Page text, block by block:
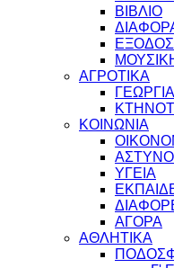
ΒΙΒΛΙΟ
ΕΞΟΔΟΣ
ΑΓΡΟΤΙΚΑ
ΓΕΩΡΓΙΑ
ΚΟΙΝΩΝΙΑ
ΥΓΕΙΑ
ΑΓΟΡΑ
ΑΘΛΗΤΙΚΑ